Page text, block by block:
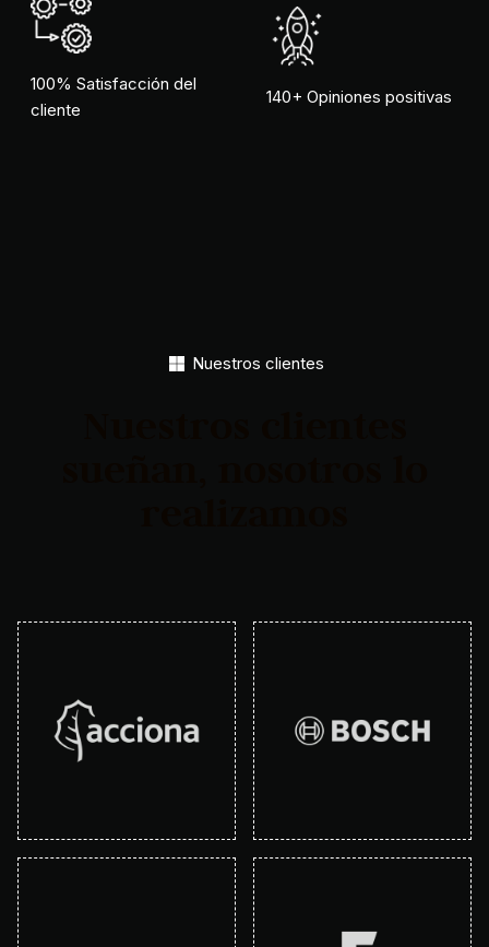
100% Satisfacción del
cliente
140+ Opiniones positivas
Nuestros clientes